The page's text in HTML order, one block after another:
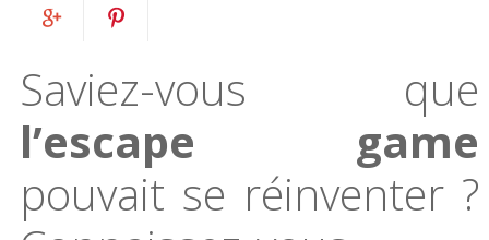
sur
Google+
it
Saviez-vous que
l’escape game
pouvait se réinventer ?